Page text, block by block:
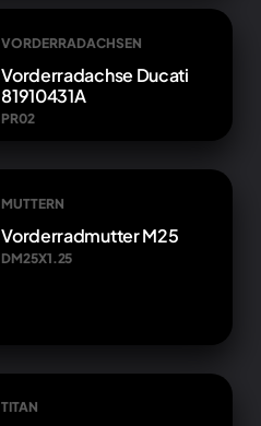
VORDERRADACHSEN
Vorderradachse Ducati
81910431A
PR02
MUTTERN
Vorderradmutter M25
DM25X1.25
TITAN